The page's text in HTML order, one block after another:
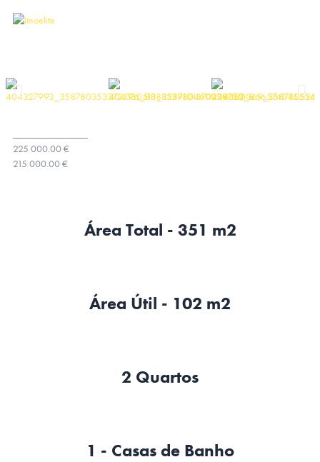
225 000.00 €
215 000.00 €
Área Total - 351 m2
Área Útil - 102 m2
2 Quartos
1 - Casas de Banho